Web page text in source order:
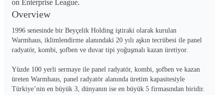
on Enterprise League.
Overview
1996 senesinde bir Beyçelik Holding iştiraki olarak kurulan
Warmhaus, iklimlendirme alanındaki 20 yılı aşkın tecrübesi ile panel
radyatör, kombi, şofben ve duvar tipi yoğuşmalı kazan üretiyor.
Yüzde 100 yerli sermaye ile panel radyatör, kombi, şofben ve kazan
üreten Warmhaus, panel radyatör alanında üretim kapasitesiyle
Türkiye’nin en büyük 3, dünyanın ise en büyük 5 firmasından biridir.